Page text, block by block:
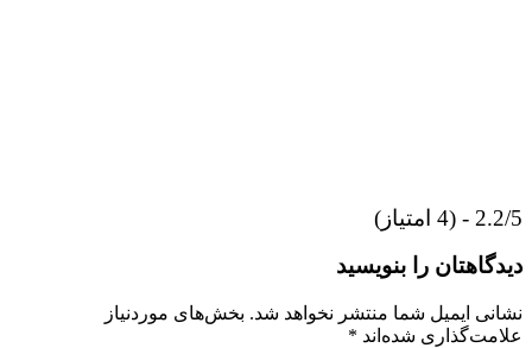
2.2/5 - (4 امتیاز)
دیدگاهتان را بنویسید
نشانی ایمیل شما منتشر نخواهد شد. بخش‌های موردنیاز
علامت‌گذاری شده‌اند *